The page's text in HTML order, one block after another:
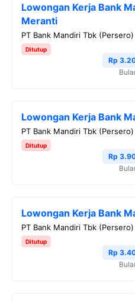
t
e
r
g
s
L
k
Lowongan Kerja Bank
Meranti
PT Bank Mandiri Tbk (Persero)
Ditutup
Rp
Lowongan Kerja Bank
PT Bank Mandiri Tbk (Persero)
Ditutup
Rp
Lowongan Kerja Bank
PT Bank Mandiri Tbk (Persero)
Ditutup
Rp